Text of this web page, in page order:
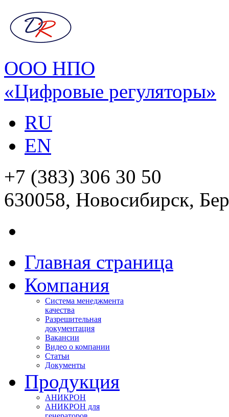
ООО НПО
«Цифровые регуляторы»
RU
EN
+7 (383) 306 30 50
630058, Новосибирск,
Главная страница
Компания
Система менеджмента
качества
Разрешительная
документация
Вакансии
Видео о компании
Статьи
Документы
Продукция
АНИКРОН
АНИКРОН для